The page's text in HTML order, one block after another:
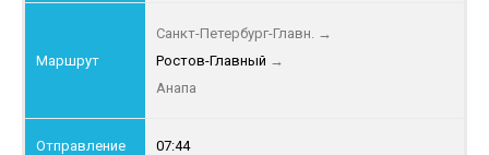
Санкт-Петербург-Главн. →
Ростов-Главный →
Анапа
07:44